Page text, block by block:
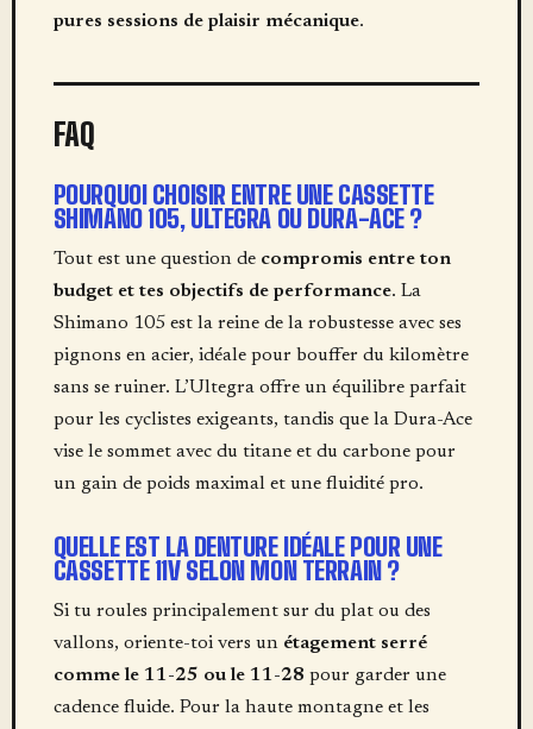
pures sessions de plaisir mécanique.
FAQ
POURQUOI CHOISIR ENTRE UNE CASSETTE
SHIMANO 105, ULTEGRA OU DURA-ACE ?
Tout est une question de compromis entre ton
budget et tes objectifs de performance. La
Shimano 105 est la reine de la robustesse avec ses
pignons en acier, idéale pour bouffer du kilomètre
sans se ruiner. L’Ultegra offre un équilibre parfait
pour les cyclistes exigeants, tandis que la Dura-Ace
vise le sommet avec du titane et du carbone pour
un gain de poids maximal et une fluidité pro.
QUELLE EST LA DENTURE IDÉALE POUR UNE
CASSETTE 11V SELON MON TERRAIN ?
Si tu roules principalement sur du plat ou des
vallons, oriente-toi vers un étagement serré
comme le 11-25 ou le 11-28 pour garder une
cadence fluide. Pour la haute montagne et les